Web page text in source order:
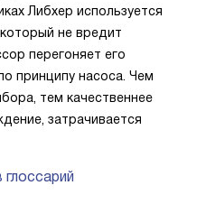
Либхер используется
не вредит
перегоняет его
принципу насоса. Чем
тем качественнее
затрачивается
глоссарий